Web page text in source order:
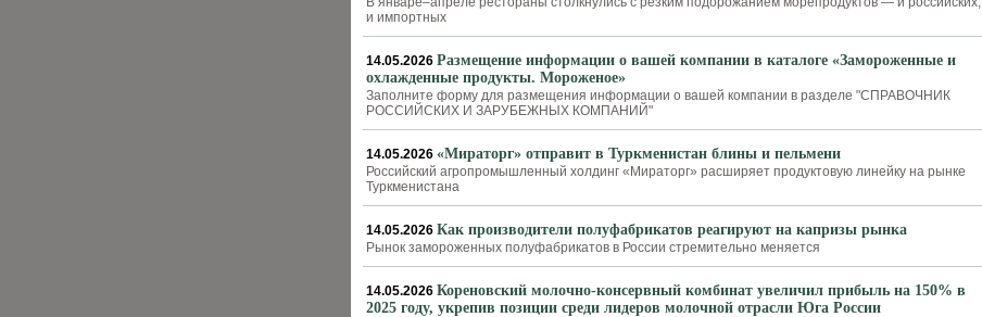
и импортных
14.05.2026 Размещение информации о вашей компании в каталоге «Замороженные и
охлажденные продукты. Мороженое»
Заполните форму для размещения информации о вашей компании в разделе "СПРАВОЧНИК
РОССИЙСКИХ И ЗАРУБЕЖНЫХ КОМПАНИЙ"
14.05.2026 «Мираторг» отправит в Туркменистан блины и пельмени
Российский агропромышленный холдинг «Мираторг» расширяет продуктовую линейку на рынке
Туркменистана
14.05.2026 Как производители полуфабрикатов реагируют на капризы рынка
Рынок замороженных полуфабрикатов в России стремительно меняется
14.05.2026 Кореновский молочно-консервный комбинат увеличил прибыль на 150% в
2025 году, укрепив позиции среди лидеров молочной отрасли Юга России